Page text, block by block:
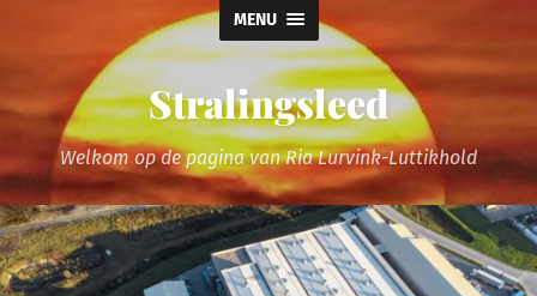
MENU
Stralingsleed
Welkom op de pagina van Ria Lurvink-Luttikhold